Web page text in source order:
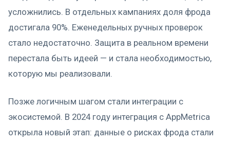
усложнились. В отдельных кампаниях доля фрода
достигала 90%. Еженедельных ручных проверок
стало недостаточно. Защита в реальном времени
перестала быть идеей — и стала необходимостью,
которую мы реализовали.
Позже логичным шагом стали интеграции с
экосистемой. В 2024 году интеграция с AppMetrica
открыла новый этап: данные о рисках фрода стали